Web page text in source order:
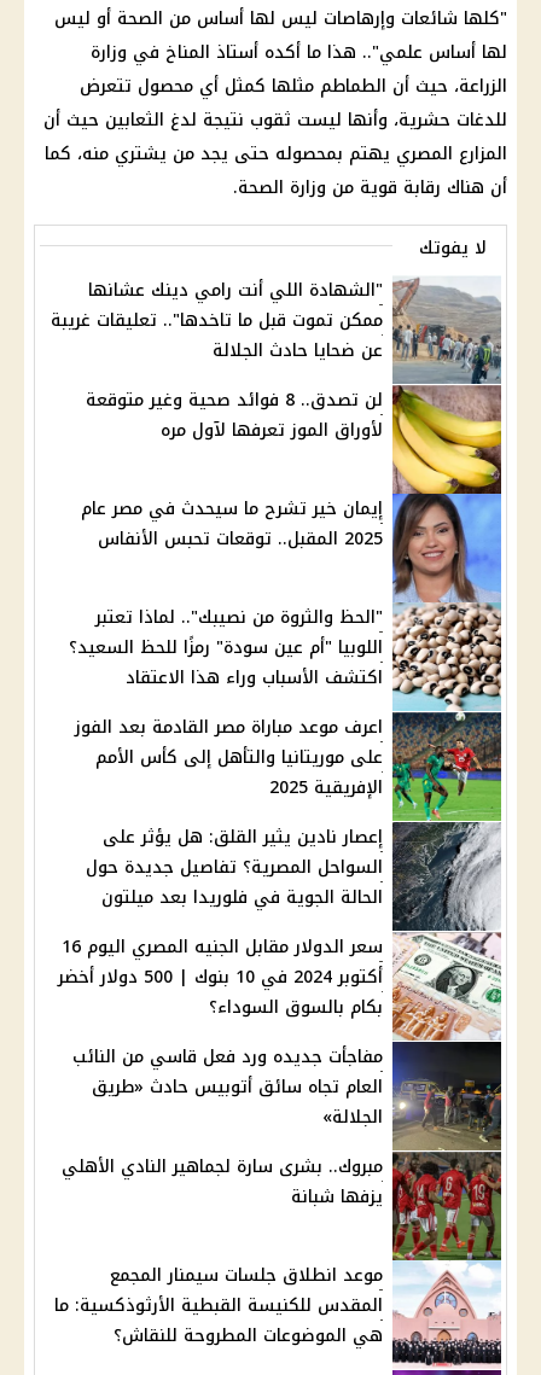
"كلها شائعات وإرهاصات ليس لها أساس من الصحة أو ليس
لها أساس علمي".. هذا ما أكده أستاذ المناخ في وزارة
الزراعة، حيث أن الطماطم مثلها كمثل أي محصول تتعرض
للدغات حشرية، وأنها ليست ثقوب نتيجة لدغ الثعابين حيث أن
المزارع المصري يهتم بمحصوله حتى يجد من يشتري منه، كما
أن هناك رقابة قوية من وزارة الصحة.
لا يفوتك
"الشهادة اللي أنت رامي دينك عشانها
ممكن تموت قبل ما تاخدها".. تعليقات غريبة
عن ضحايا حادث الجلالة
لن تصدق.. 8 فوائد صحية وغير متوقعة
لأوراق الموز تعرفها لآول مره
إيمان خير تشرح ما سيحدث في مصر عام
2025 المقبل.. توقعات تحبس الأنفاس
"الحظ والثروة من نصيبك".. لماذا تعتبر
اللوبيا "أم عين سودة" رمزًا للحظ السعيد؟
اكتشف الأسباب وراء هذا الاعتقاد
اعرف موعد مباراة مصر القادمة بعد الفوز
على موريتانيا والتأهل إلى كأس الأمم
الإفريقية 2025
إعصار نادين يثير القلق: هل يؤثر على
السواحل المصرية؟ تفاصيل جديدة حول
الحالة الجوية في فلوريدا بعد ميلتون
سعر الدولار مقابل الجنيه المصري اليوم 16
أكتوبر 2024 في 10 بنوك | 500 دولار أخضر
بكام بالسوق السوداء؟
مفاجأت جديده ورد فعل قاسي من النائب
العام تجاه سائق أتوبيس حادث «طريق
الجلالة»
مبروك.. بشرى سارة لجماهير النادي الأهلي
يزفها شبانة
موعد انطلاق جلسات سيمنار المجمع
المقدس للكنيسة القبطية الأرثوذكسية: ما
هي الموضوعات المطروحة للنقاش؟